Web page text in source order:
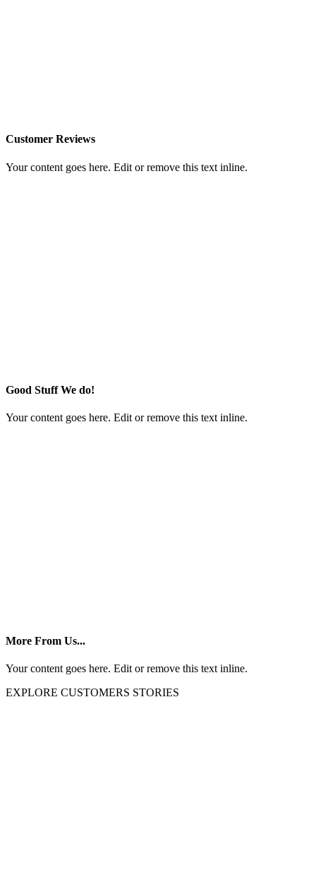
Customer Reviews
Your content goes here. Edit or remove this text inline.
Good Stuff We do!
Your content goes here. Edit or remove this text inline.
More From Us...
Your content goes here. Edit or remove this text inline.
EXPLORE CUSTOMERS STORIES